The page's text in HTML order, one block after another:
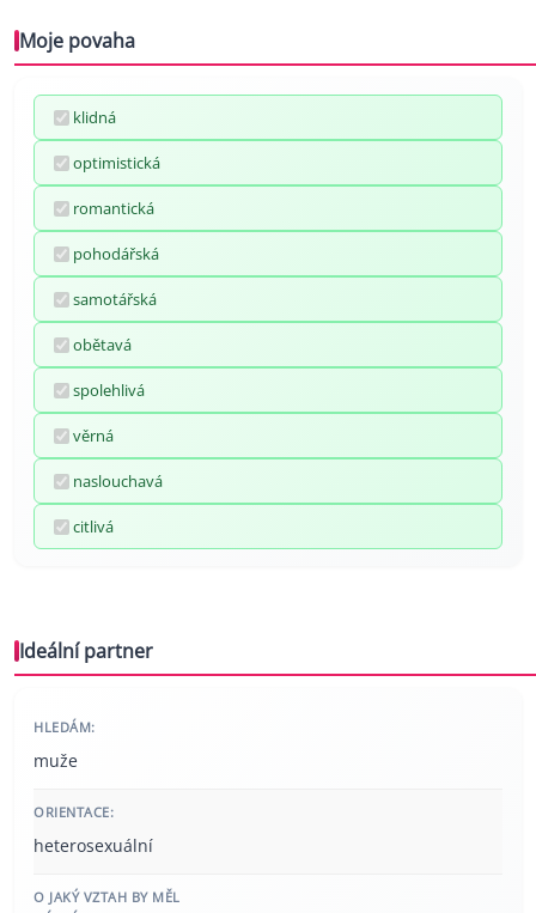
Moje povaha
klidná
optimistická
romantická
pohodářská
samotářská
obětavá
spolehlivá
věrná
naslouchavá
citlivá
Ideální partner
HLEDÁM:
muže
ORIENTACE:
heterosexuální
O JAKÝ VZTAH BY MĚL